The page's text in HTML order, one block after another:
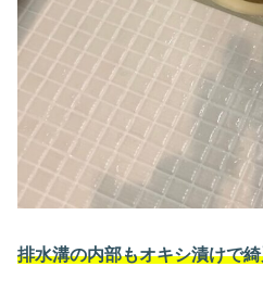
排水溝の内部もオキシ漬けで